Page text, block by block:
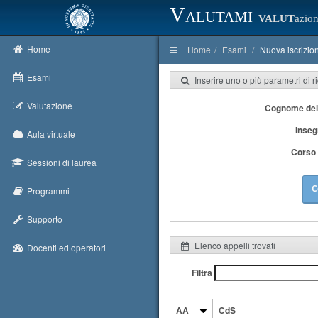
Valutami VALUT
Home
Esami
Valutazione
Aula virtuale
Sessioni di laurea
Programmi
Supporto
Docenti ed operatori
Home Esami Nuova
Inserire uno o più parametri di
Cognome
Corso
Elenco appelli trovati
Filtra
AA CdS